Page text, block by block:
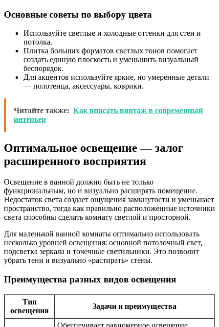
Основные советы по выбору цвета
Используйте светлые и холодные оттенки для стен и
потолка.
Плитка больших форматов светлых тонов помогает
создать единую плоскость и уменьшить визуальный
беспорядок.
Для акцентов используйте яркие, но умеренные детали
— полотенца, аксессуары, коврики.
Читайте также: Как вписать винтаж в современный
интерьер
Оптимальное освещение — залог
расширенного восприятия
Освещение в ванной должно быть не только
функциональным, но и визуально расширять помещение.
Недостаток света создает ощущения замкнутости и уменьшает
пространство, тогда как правильно расположенные источники
света способны сделать комнату светлой и просторной.
Для маленькой ванной комнаты оптимально использовать
несколько уровней освещения: основной потолочный свет,
подсветка зеркала и точечные светильники. Это позволит
убрать тени и визуально «растирать» стены.
Преимущества разных видов освещения
Тип
освещения
Задачи и преимущества
Обеспечивает равномерное освещение